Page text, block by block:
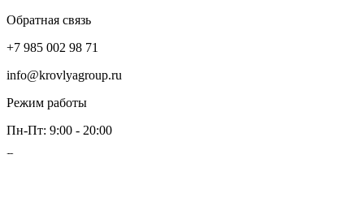
Обратная связь
+7 985 002 98 71
info@krovlyagroup.ru
Режим работы
Пн-Пт: 9:00 - 20:00
Ваш город